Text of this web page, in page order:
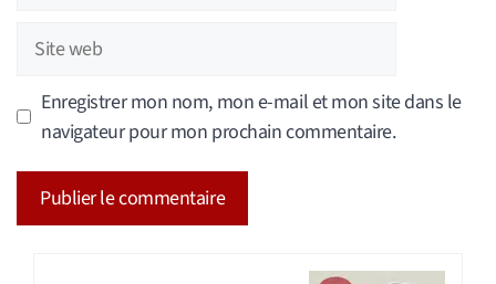
Site
web
Enregistrer mon nom, mon e-mail et mon site dans le
navigateur pour mon prochain commentaire.